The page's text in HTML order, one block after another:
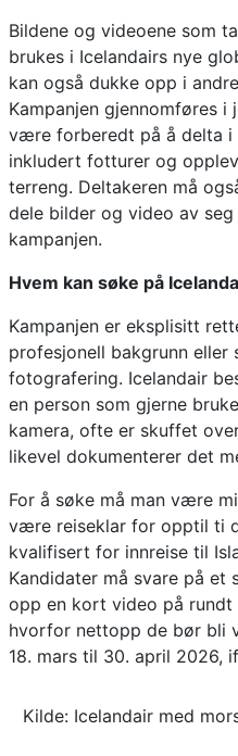
Bildene og videoene som
brukes i Icelandairs nye
kan også dukke opp i
Kampanjen gjennomføres i
være forberedt på å delta i
inkludert fotturer og
terreng. Deltakeren må
dele bilder og video av
kampanjen.
Hvem kan søke på
Kampanjen er eksplisitt
profesjonell bakgrunn
fotografering. Icelandair
en person som gjerne
kamera, ofte er skuffet
likevel dokumenterer det
For å søke må man være
være reiseklar for opptil ti
kvalifisert for innreise til
Kandidater må svare på et
opp en kort video på
hvorfor nettopp de bør bli
18. mars til 30. april 2026,
Kilde: Icelandair med